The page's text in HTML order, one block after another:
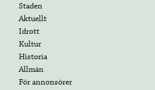
Staden
Aktuellt
Idrott
Kultur
Historia
Allmän
För annonsörer